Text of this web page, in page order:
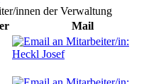
innen der Verwaltung
Mail